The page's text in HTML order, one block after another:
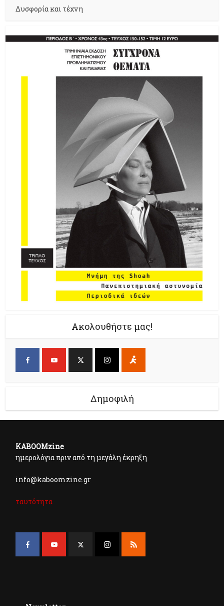
Δυσφορία και τέχνη
Ακολουθήστε μας!
Δημοφιλή
KABOOMzine
ημερολόγια πριν από τη μεγάλη έκρηξη
info@kaboomzine.gr
ταυτότητα